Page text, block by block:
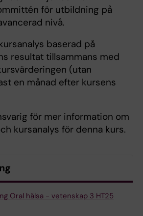
för utbildning på
nivå.
baserad på
resultat tillsammans med
(utan
en månad efter kursens
för mer information om
kursanalys för denna kurs.
Oral hälsa - vetenskap 3 HT25